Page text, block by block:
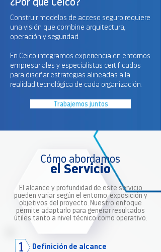
¿Por qué Ceico?
Construir modelos de acceso seguro requiere
una visión que combine arquitectura,
operación y seguridad.
En Ceico integramos experiencia en entornos
empresariales y especialistas certificados
para diseñar estrategias alineadas a la
realidad tecnológica de cada organización.
Trabajemos juntos
Cómo abordamos
el Servicio
El alcance y profundidad de este servicio
pueden variar según el entorno, exposición y
objetivos del proyecto. Nuestro enfoque
permite adaptarlo para generar resultados
útiles tanto a nivel técnico como operativo.
Definición de alcance